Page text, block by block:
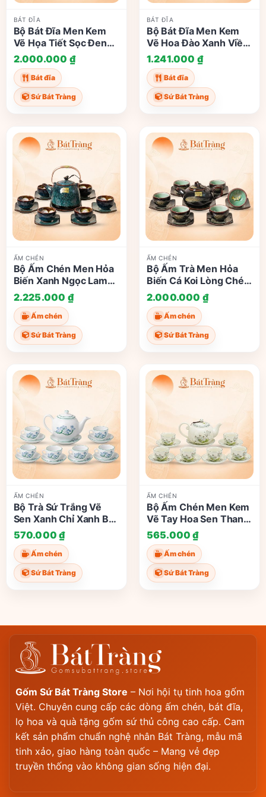
BÁT ĐĨA
Bộ Bát Đĩa Men Kem
Vẽ Họa Tiết Sọc Đen
Trắng Hoa Chanh Bát
Tràng ST-BD02
2.000.000 ₫
Bát đĩa
Sứ Bát Tràng
BÁT ĐĨA
Bộ Bát Đĩa Men Kem
Vẽ Hoa Đào Xanh Viền
Nâu Gốm Sứ Bát Tràng
ST-BD01
1.241.000 ₫
Bát đĩa
Sứ Bát Tràng
ẤM CHÉN
Bộ Ấm Chén Men Hỏa
Biến Xanh Ngọc Lam
Quai Đồng Bát Tràng
ST-AC04
2.225.000 ₫
Ấm chén
Sứ Bát Tràng
ẤM CHÉN
Bộ Ấm Trà Men Hỏa
Biến Cá Koi Lòng Chén
Nghệ Nhân Tô Thanh
Sơn ST-AC03
2.000.000 ₫
Ấm chén
Sứ Bát Tràng
ẤM CHÉN
Bộ Trà Sứ Trắng Vẽ
Sen Xanh Chỉ Xanh Bát
Tràng ST-AC02
570.000₫
Ấm chén
Sứ Bát Tràng
ẤM CHÉN
Bộ Ấm Chén Men Kem
Vẽ Tay Hoa Sen Thanh
Tao Bát Tràng ST-
AC01
565.000₫
Ấm chén
Sứ Bát Tràng
Gốm Sứ Bát Tràng Store – Nơi hội tụ tinh hoa gốm
Việt. Chuyên cung cấp các dòng ấm chén, bát đĩa,
lọ hoa và quà tặng gốm sứ thủ công cao cấp. Cam
kết sản phẩm chuẩn nghệ nhân Bát Tràng, mẫu mã
tinh xảo, giao hàng toàn quốc – Mang vẻ đẹp
truyền thống vào không gian sống hiện đại.